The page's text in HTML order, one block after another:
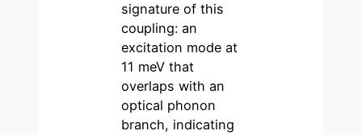
signature of this
coupling: an
excitation mode at
11 meV that
overlaps with an
optical phonon
branch, indicating